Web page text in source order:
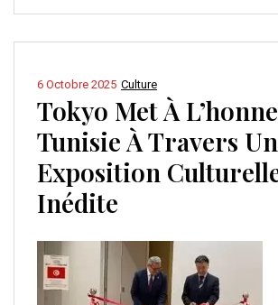
Culture
6 Octobre 2025
Tokyo Met À
Tunisie À Travers
Exposition
Inédite